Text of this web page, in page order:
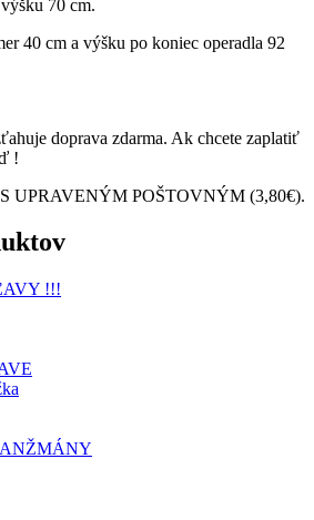
70 cm.
40 cm a výšku po koniec operadla 92
doprava zdarma. Ak chcete zaplatiť
!
UPRAVENÝM POŠTOVNÝM (3,80€).
!!!